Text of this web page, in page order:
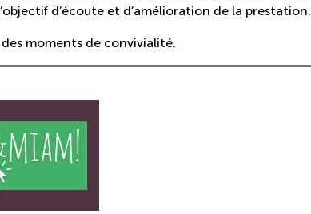
d’écoute et d’amélioration de la prestation.
moments de convivialité.